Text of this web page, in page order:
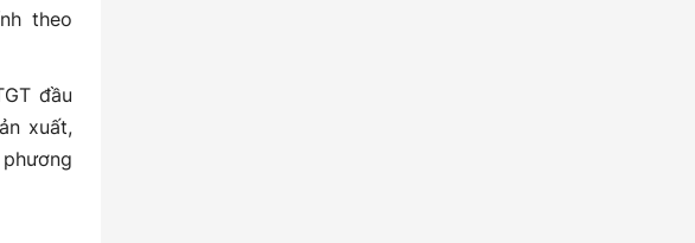
theo
đầu
xuất,